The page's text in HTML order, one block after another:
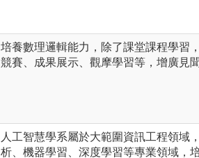
培養數理邏輯能力，除了課堂課程學習
競賽、成果展示、觀摩學習等，增廣見
人工智慧學系屬於大範圍資訊工程領域
析、機器學習、深度學習等專業領域，